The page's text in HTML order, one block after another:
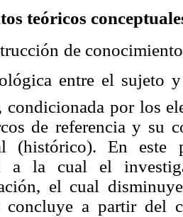
teóricos
de
entre el
condicionada por los
de referencia y su
(histórico). En este
a la cual el
el cual
concluye a partir del